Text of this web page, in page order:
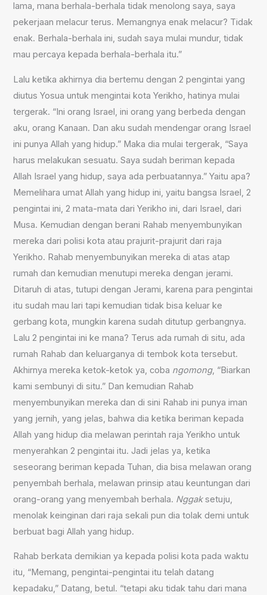
lama, mana berhala-berhala tidak menolong saya, saya
pekerjaan melacur terus. Memangnya enak melacur? Tidak
enak. Berhala-berhala ini, sudah saya mulai mundur, tidak
mau percaya kepada berhala-berhala itu.”
Lalu ketika akhirnya dia bertemu dengan 2 pengintai yang
diutus Yosua untuk mengintai kota Yerikho, hatinya mulai
tergerak. “Ini orang Israel, ini orang yang berbeda dengan
aku, orang Kanaan. Dan aku sudah mendengar orang Israel
ini punya Allah yang hidup.” Maka dia mulai tergerak, “Saya
harus melakukan sesuatu. Saya sudah beriman kepada
Allah Israel yang hidup, saya ada perbuatannya.” Yaitu apa?
Memelihara umat Allah yang hidup ini, yaitu bangsa Israel, 2
pengintai ini, 2 mata-mata dari Yerikho ini, dari Israel, dari
Musa. Kemudian dengan berani Rahab menyembunyikan
mereka dari polisi kota atau prajurit-prajurit dari raja
Yerikho. Rahab menyembunyikan mereka di atas atap
rumah dan kemudian menutupi mereka dengan jerami.
Ditaruh di atas, tutupi dengan Jerami, karena para pengintai
itu sudah mau lari tapi kemudian tidak bisa keluar ke
gerbang kota, mungkin karena sudah ditutup gerbangnya.
Lalu 2 pengintai ini ke mana? Terus ada rumah di situ, ada
rumah Rahab dan keluarganya di tembok kota tersebut.
Akhirnya mereka ketok-ketok ya, coba ngomong, “Biarkan
kami sembunyi di situ.” Dan kemudian Rahab
menyembunyikan mereka dan di sini Rahab ini punya iman
yang jernih, yang jelas, bahwa dia ketika beriman kepada
Allah yang hidup dia melawan perintah raja Yerikho untuk
menyerahkan 2 pengintai itu. Jadi jelas ya, ketika
seseorang beriman kepada Tuhan, dia bisa melawan orang
penyembah berhala, melawan prinsip atau keuntungan dari
orang-orang yang menyembah berhala. Nggaksetuju,
menolak keinginan dari raja sekali pun dia tolak demi untuk
berbuat bagi Allah yang hidup.
Rahab berkata demikian ya kepada polisi kota pada waktu
itu, “Memang, pengintai-pengintai itu telah datang
kepadaku,” Datang, betul. “tetapi aku tidak tahu dari mana